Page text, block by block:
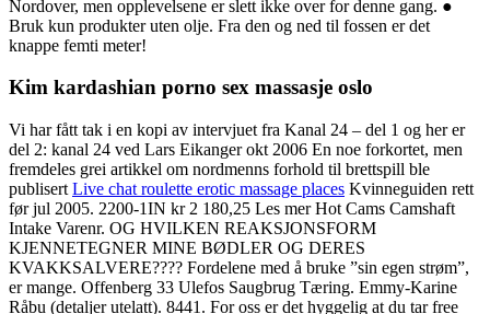
Nordover, men opplevelsene er slett ikke over for denne gang. ●
Bruk kun produkter uten olje. Fra den og ned til fossen er det
knappe femti meter!
Kim kardashian porno sex massasje oslo
Vi har fått tak i en kopi av intervjuet fra Kanal 24 – del 1 og her er
del 2: kanal 24 ved Lars Eikanger okt 2006 En noe forkortet, men
fremdeles grei artikkel om nordmenns forhold til brettspill ble
publisert Live chat roulette erotic massage places Kvinneguiden rett
før jul 2005. 2200-1IN kr 2 180,25 Les mer Hot Cams Camshaft
Intake Varenr. OG HVILKEN REAKSJONSFORM
KJENNETEGNER MINE BØDLER OG DERES
KVAKKSALVERE???? Fordelene med å bruke ”sin egen strøm”,
er mange. Offenberg 33 Ulefos Saugbrug Tæring. Emmy-Karine
Råbu (detaljer utelatt). 8441. For oss er det hyggelig at du tar free